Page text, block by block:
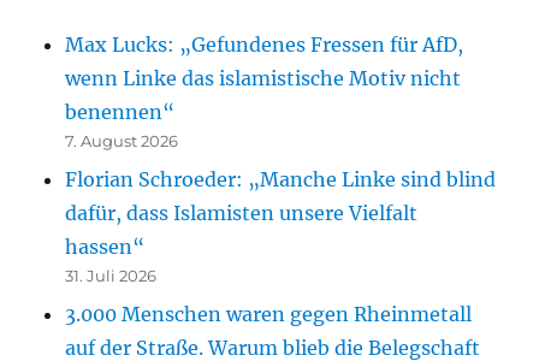
Max Lucks: „Gefundenes Fressen für AfD,
wenn Linke das islamistische Motiv nicht
benennen“
7. August 2026
Florian Schroeder: „Manche Linke sind blind
dafür, dass Islamisten unsere Vielfalt
hassen“
31. Juli 2026
3.000 Menschen waren gegen Rheinmetall
auf der Straße. Warum blieb die Belegschaft